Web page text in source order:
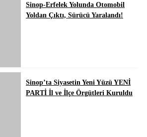
Sinop-Erfelek Yolunda Otomobil
Yoldan Çıktı, Sürücü Yaralandı!
Sinop’ta Siyasetin Yeni Yüzü YENİ
PARTİ İl ve İlçe Örgütleri Kuruldu